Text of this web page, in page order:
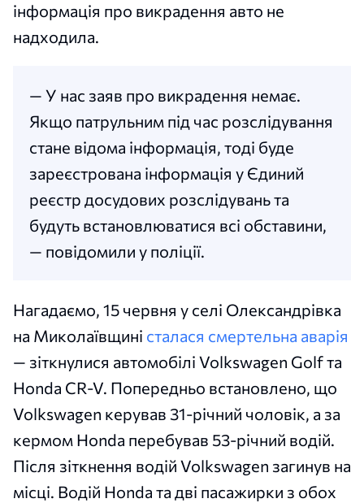
інформація про викрадення авто не
надходила.
— У нас заяв про викрадення немає.
Якщо патрульним під час розслідування
стане відома інформація, тоді буде
зареєстрована інформація у Єдиний
реєстр досудових розслідувань та
будуть встановлюватися всі обставини,
— повідомили у поліції.
Нагадаємо, 15 червня у селі Олександрівка
на Миколаївщині сталася смертельна аварія
— зіткнулися автомобілі Volkswagen Golf та
Honda CR-V. Попередньо встановлено, що
Volkswagen керував 31-річний чоловік, а за
кермом Honda перебував 53-річний водій.
Після зіткнення водій Volkswagen загинув на
місці. Водій Honda та дві пасажирки з обох